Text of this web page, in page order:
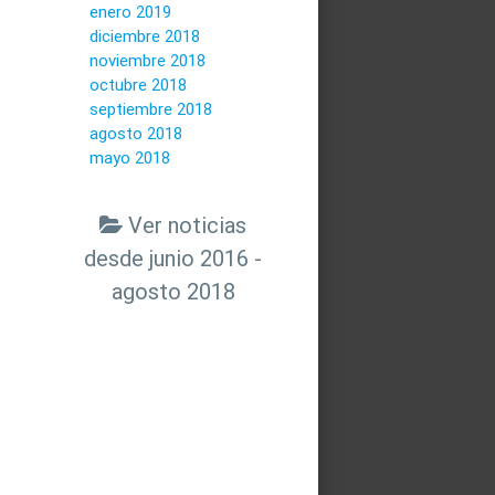
enero 2019
diciembre 2018
noviembre 2018
octubre 2018
septiembre 2018
agosto 2018
mayo 2018
Ver noticias
desde junio 2016 -
agosto 2018